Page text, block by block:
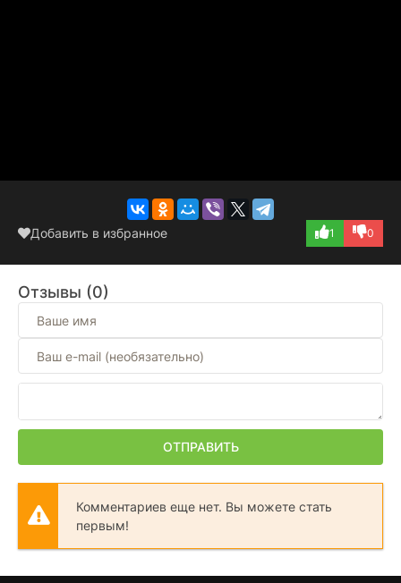
Добавить в избранное 1 0
Отзывы (0)
ОТПРАВИТЬ
Комментариев еще нет. Вы можете стать
первым!